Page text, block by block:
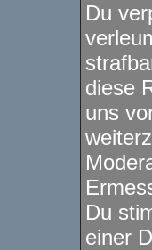
Du
diese
uns
Du
einer